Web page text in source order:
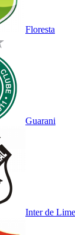
Floresta
Guarani
Inter de